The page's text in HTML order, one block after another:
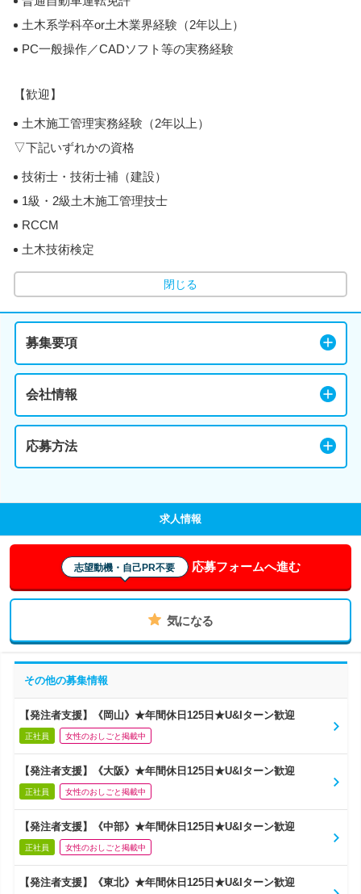
土木系学科卒or土木業界経験（2年以上）
PC一般操作／CADソフト等の実務経験
【歓迎】
土木施工管理実務経験（2年以上）
▽下記いずれかの資格
技術士・技術士補（建設）
1級・2級土木施工管理技士
RCCM
土木技術検定
閉じる
募集要項
会社情報
応募方法
求人情報
志望動機・自己PR不要 応募フォームへ進む
気になる
その他の募集情報
【発注者支援】《岡山》★年間休日125日★U&Iターン歓迎
正社員 女性のおしごと掲載中
【発注者支援】《大阪》★年間休日125日★U&Iターン歓迎
正社員 女性のおしごと掲載中
【発注者支援】《中部》★年間休日125日★U&Iターン歓迎
正社員 女性のおしごと掲載中
【発注者支援】《東北》★年間休日125日★U&Iターン歓迎